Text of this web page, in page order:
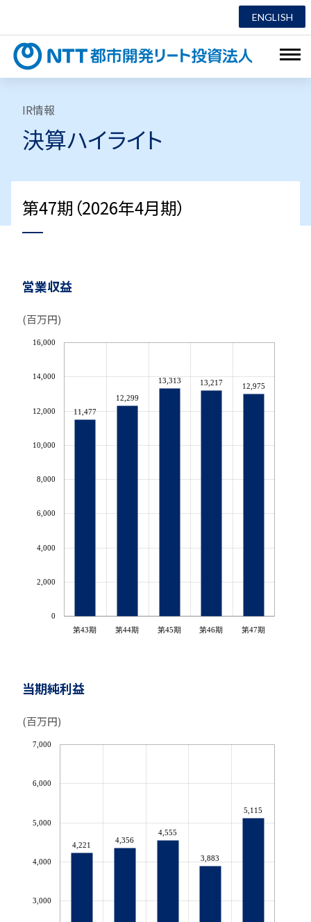
ENGLISH
IR情報
決算ハイライト
第47期（2026年4月期）
営業収益
(百万円)
第43期 第44期 第45期 第46期 第47期
0
2,000
4,000
6,000
8,000
10,000
12,000
14,000
16,000
11,477
12,299
13,313 13,217 12,975
当期純利益
(百万円)
3,000
4,000
5,000
6,000
7,000
4,221
4,356
4,555
3,883
5,115